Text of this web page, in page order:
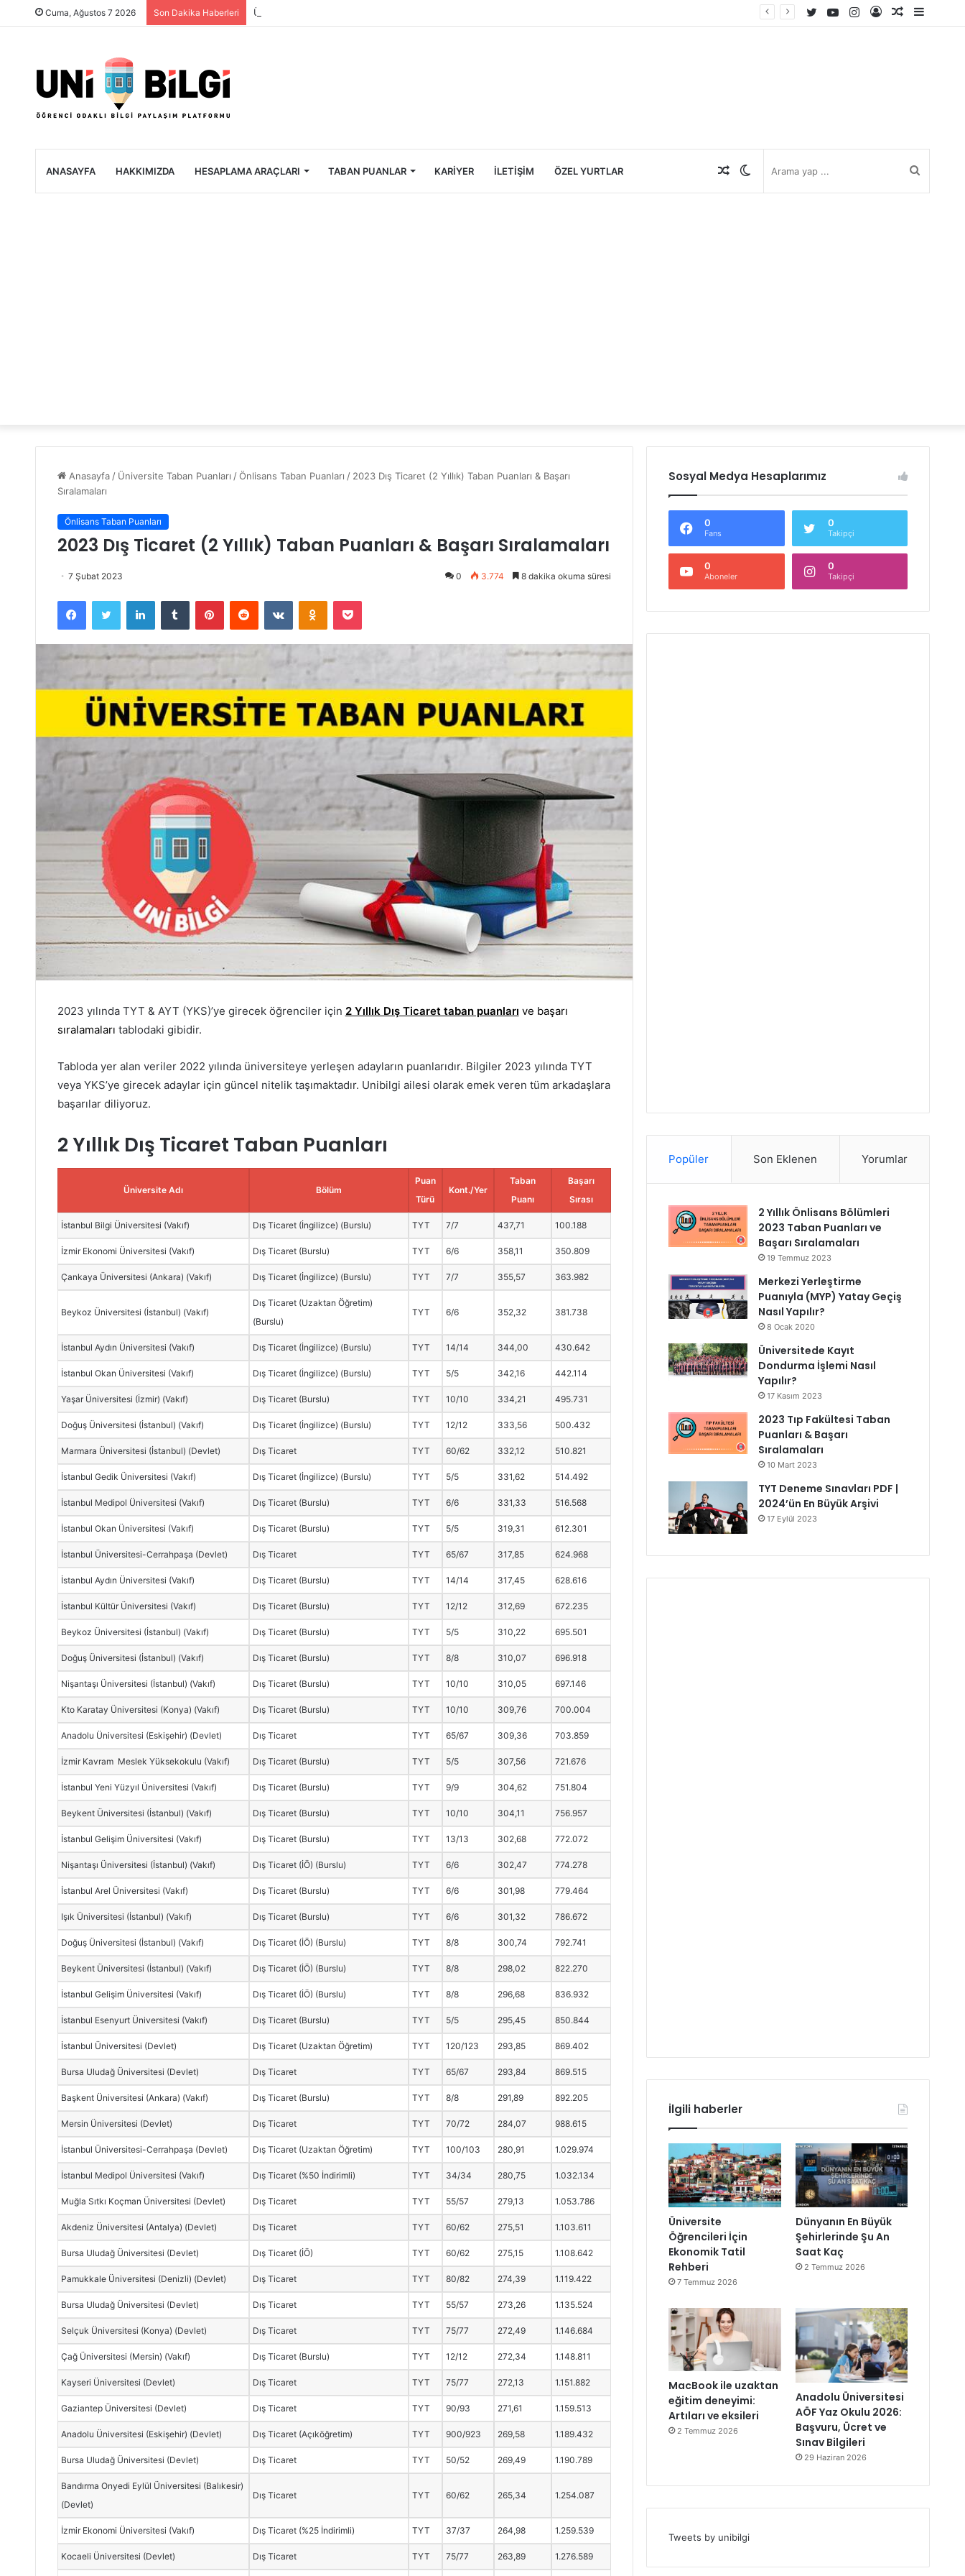
Cuma, Ağustos 7 2026 Son Dakika Haberleri Üniversite Öğrencileri İçin Ekonomik Tatil Rehberi
Rastgele
Kayıt
Instagram
YouTube
Twitter
ANASAYFA HAKKIMIZDA HESAPLAMA ARAÇLARI TABAN PUANLAR KARIYER İLETIŞIM ÖZEL YURTLAR Rastgele
Anasayfa / Üniversite Taban Puanları / Önlisans Taban Puanları / 2023 Dış Ticaret (2 Yıllık) Taban Puanları & Başarı
Sıralamaları
Önlisans Taban Puanları
2023 Dış Ticaret (2 Yıllık) Taban Puanları & Başarı Sıralamaları
7 Şubat 2023 0 3.774 8 dakika okuma süresi
Facebook Twitter LinkedIn Tumblr Pinterest Reddit VKontakte Odnoklassniki Pocket
2023 yılında TYT & AYT (YKS)’ye girecek öğrenciler için 2 Yıllık Dış Ticaret taban puanları ve başarı
sıralamaları tablodaki gibidir.
Tabloda yer alan veriler 2022 yılında üniversiteye yerleşen adayların puanlarıdır. Bilgiler 2023 yılında TYT
veya YKS’ye girecek adaylar için güncel nitelik taşımaktadır. Unibilgi ailesi olarak emek veren tüm arkadaşlara
başarılar diliyoruz.
2 Yıllık Dış Ticaret Taban Puanları
Üniversite Adı Bölüm
Puan
Türü
Kont./Yer
Taban
Puanı
Başarı
Sırası
İstanbul Bilgi Üniversitesi (Vakıf) Dış Ticaret (İngilizce) (Burslu) TYT 7/7 437,71 100.188
İzmir Ekonomi Üniversitesi (Vakıf) Dış Ticaret (Burslu) TYT 6/6 358,11 350.809
Çankaya Üniversitesi (Ankara) (Vakıf) Dış Ticaret (İngilizce) (Burslu) TYT 7/7 355,57 363.982
Beykoz Üniversitesi (İstanbul) (Vakıf)
Dış Ticaret (Uzaktan Öğretim)
(Burslu)
TYT 6/6 352,32 381.738
İstanbul Aydın Üniversitesi (Vakıf) Dış Ticaret (İngilizce) (Burslu) TYT 14/14 344,00 430.642
İstanbul Okan Üniversitesi (Vakıf) Dış Ticaret (İngilizce) (Burslu) TYT 5/5 342,16 442.114
Yaşar Üniversitesi (İzmir) (Vakıf) Dış Ticaret (Burslu) TYT 10/10 334,21 495.731
Doğuş Üniversitesi (İstanbul) (Vakıf) Dış Ticaret (İngilizce) (Burslu) TYT 12/12 333,56 500.432
Marmara Üniversitesi (İstanbul) (Devlet) Dış Ticaret TYT 60/62 332,12 510.821
İstanbul Gedik Üniversitesi (Vakıf) Dış Ticaret (İngilizce) (Burslu) TYT 5/5 331,62 514.492
İstanbul Medipol Üniversitesi (Vakıf) Dış Ticaret (Burslu) TYT 6/6 331,33 516.568
İstanbul Okan Üniversitesi (Vakıf) Dış Ticaret (Burslu) TYT 5/5 319,31 612.301
İstanbul Üniversitesi-Cerrahpaşa (Devlet) Dış Ticaret TYT 65/67 317,85 624.968
İstanbul Aydın Üniversitesi (Vakıf) Dış Ticaret (Burslu) TYT 14/14 317,45 628.616
İstanbul Kültür Üniversitesi (Vakıf) Dış Ticaret (Burslu) TYT 12/12 312,69 672.235
Beykoz Üniversitesi (İstanbul) (Vakıf) Dış Ticaret (Burslu) TYT 5/5 310,22 695.501
Doğuş Üniversitesi (İstanbul) (Vakıf) Dış Ticaret (Burslu) TYT 8/8 310,07 696.918
Nişantaşı Üniversitesi (İstanbul) (Vakıf) Dış Ticaret (Burslu) TYT 10/10 310,05 697.146
Kto Karatay Üniversitesi (Konya) (Vakıf) Dış Ticaret (Burslu) TYT 10/10 309,76 700.004
Anadolu Üniversitesi (Eskişehir) (Devlet) Dış Ticaret TYT 65/67 309,36 703.859
İzmir Kavram Meslek Yüksekokulu (Vakıf) Dış Ticaret (Burslu) TYT 5/5 307,56 721.676
İstanbul Yeni Yüzyıl Üniversitesi (Vakıf) Dış Ticaret (Burslu) TYT 9/9 304,62 751.804
Beykent Üniversitesi (İstanbul) (Vakıf) Dış Ticaret (Burslu) TYT 10/10 304,11 756.957
İstanbul Gelişim Üniversitesi (Vakıf) Dış Ticaret (Burslu) TYT 13/13 302,68 772.072
Nişantaşı Üniversitesi (İstanbul) (Vakıf) Dış Ticaret (İÖ) (Burslu) TYT 6/6 302,47 774.278
İstanbul Arel Üniversitesi (Vakıf) Dış Ticaret (Burslu) TYT 6/6 301,98 779.464
Işık Üniversitesi (İstanbul) (Vakıf) Dış Ticaret (Burslu) TYT 6/6 301,32 786.672
Doğuş Üniversitesi (İstanbul) (Vakıf) Dış Ticaret (İÖ) (Burslu) TYT 8/8 300,74 792.741
Beykent Üniversitesi (İstanbul) (Vakıf) Dış Ticaret (İÖ) (Burslu) TYT 8/8 298,02 822.270
İstanbul Gelişim Üniversitesi (Vakıf) Dış Ticaret (İÖ) (Burslu) TYT 8/8 296,68 836.932
İstanbul Esenyurt Üniversitesi (Vakıf) Dış Ticaret (Burslu) TYT 5/5 295,45 850.844
İstanbul Üniversitesi (Devlet) Dış Ticaret (Uzaktan Öğretim) TYT 120/123 293,85 869.402
Bursa Uludağ Üniversitesi (Devlet) Dış Ticaret TYT 65/67 293,84 869.515
Başkent Üniversitesi (Ankara) (Vakıf) Dış Ticaret (Burslu) TYT 8/8 291,89 892.205
Mersin Üniversitesi (Devlet) Dış Ticaret TYT 70/72 284,07 988.615
İstanbul Üniversitesi-Cerrahpaşa (Devlet) Dış Ticaret (Uzaktan Öğretim) TYT 100/103 280,91 1.029.974
İstanbul Medipol Üniversitesi (Vakıf) Dış Ticaret (%50 İndirimli) TYT 34/34 280,75 1.032.134
Muğla Sıtkı Koçman Üniversitesi (Devlet) Dış Ticaret TYT 55/57 279,13 1.053.786
Akdeniz Üniversitesi (Antalya) (Devlet) Dış Ticaret TYT 60/62 275,51 1.103.611
Bursa Uludağ Üniversitesi (Devlet) Dış Ticaret (İÖ) TYT 60/62 275,15 1.108.642
Pamukkale Üniversitesi (Denizli) (Devlet) Dış Ticaret TYT 80/82 274,39 1.119.422
Bursa Uludağ Üniversitesi (Devlet) Dış Ticaret TYT 55/57 273,26 1.135.524
Selçuk Üniversitesi (Konya) (Devlet) Dış Ticaret TYT 75/77 272,49 1.146.684
Çağ Üniversitesi (Mersin) (Vakıf) Dış Ticaret (Burslu) TYT 12/12 272,34 1.148.811
Kayseri Üniversitesi (Devlet) Dış Ticaret TYT 75/77 272,13 1.151.882
Gaziantep Üniversitesi (Devlet) Dış Ticaret TYT 90/93 271,61 1.159.513
Anadolu Üniversitesi (Eskişehir) (Devlet) Dış Ticaret (Açıköğretim) TYT 900/923 269,58 1.189.432
Bursa Uludağ Üniversitesi (Devlet) Dış Ticaret TYT 50/52 269,49 1.190.789
Bandırma Onyedi Eylül Üniversitesi (Balıkesir)
(Devlet)
Dış Ticaret TYT 60/62 265,34 1.254.087
İzmir Ekonomi Üniversitesi (Vakıf) Dış Ticaret (%25 İndirimli) TYT 37/37 264,98 1.259.539
Kocaeli Üniversitesi (Devlet) Dış Ticaret TYT 75/77 263,89 1.276.589
Sosyal Medya Hesaplarımız
0
Fans
0
Takipçi
0
Aboneler
0
Takipçi
Popüler Son Eklenen Yorumlar
2 Yıllık Önlisans Bölümleri
2023 Taban Puanları ve
Başarı Sıralamaları
19 Temmuz 2023
Merkezi Yerleştirme
Puanıyla (MYP) Yatay Geçiş
Nasıl Yapılır?
8 Ocak 2020
Üniversitede Kayıt
Dondurma İşlemi Nasıl
Yapılır?
17 Kasım 2023
2023 Tıp Fakültesi Taban
Puanları & Başarı
Sıralamaları
10 Mart 2023
TYT Deneme Sınavları PDF |
2024’ün En Büyük Arşivi
17 Eylül 2023
İlgili haberler
Üniversite
Öğrencileri İçin
Ekonomik Tatil
Rehberi
7 Temmuz 2026
Dünyanın En Büyük
Şehirlerinde Şu An
Saat Kaç
2 Temmuz 2026
MacBook ile uzaktan
eğitim deneyimi:
Artıları ve eksileri
2 Temmuz 2026
Anadolu Üniversitesi
AÖF Yaz Okulu 2026:
Başvuru, Ücret ve
Sınav Bilgileri
29 Haziran 2026
Tweets by unibilgi